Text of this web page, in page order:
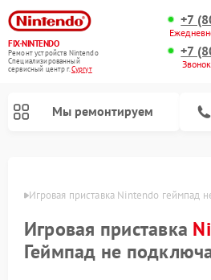
FIX-NINTENDO
Ремонт устройств Nintendo
Специализированный
cервисный центр г.Сургут
+7
+7
Мы ремонтируем
Игровая приставка Nintendo геймпад
Игровая приставка
Геймпад не